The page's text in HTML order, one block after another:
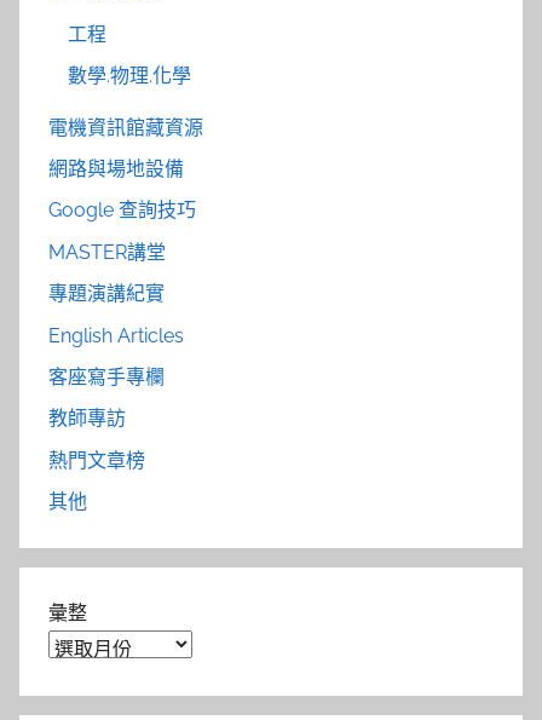
工程
數學.物理.化學
電機資訊館藏資源
網路與場地設備
Google 查詢技巧
MASTER講堂
專題演講紀實
English Articles
客座寫手專欄
教師專訪
熱門文章榜
其他
彙整